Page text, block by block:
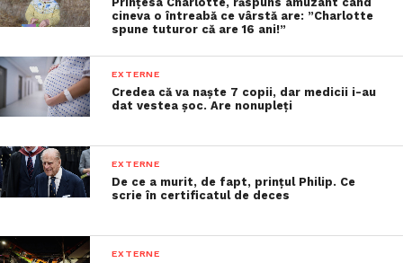
cineva o întreabă ce vârstă are: ”Charlotte
spune tuturor că are 16 ani!”
EXTERNE
Credea că va naște 7 copii, dar medicii i-au
dat vestea șoc. Are nonupleți
EXTERNE
De ce a murit, de fapt, prințul Philip. Ce
scrie în certificatul de deces
EXTERNE